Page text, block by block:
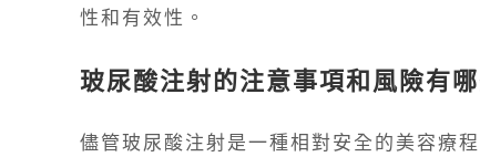
性和有效性。
玻尿酸注射的注意事項和風險有哪
儘管玻尿酸注射是一種相對安全的美容療